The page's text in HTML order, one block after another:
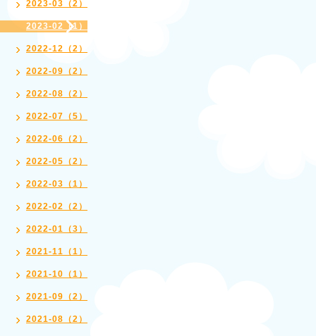
2023-03（2）
2023-02（1）
2022-12（2）
2022-09（2）
2022-08（2）
2022-07（5）
2022-06（2）
2022-05（2）
2022-03（1）
2022-02（2）
2022-01（3）
2021-11（1）
2021-10（1）
2021-09（2）
2021-08（2）